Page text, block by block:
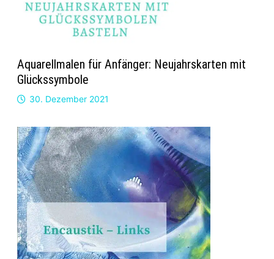
Aquarellmalen für Anfänger: Neujahrskarten mit
Glückssymbole
30. Dezember 2021